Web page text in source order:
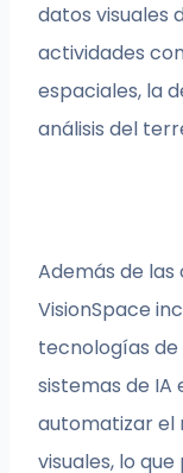
datos visuales
actividades
espaciales, la
análisis del
Además de
VisionSpace
tecnologías de
sistemas de IA
automatizar el
visuales, lo